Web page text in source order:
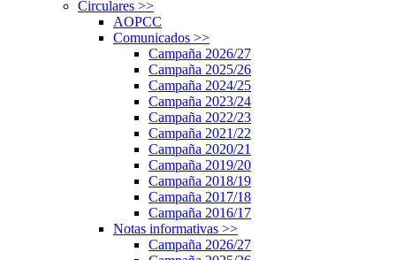
Circulares >>
AOPCC
Comunicados >>
Campaña 2026/27
Campaña 2025/26
Campaña 2024/25
Campaña 2023/24
Campaña 2022/23
Campaña 2021/22
Campaña 2020/21
Campaña 2019/20
Campaña 2018/19
Campaña 2017/18
Campaña 2016/17
Notas informativas >>
Campaña 2026/27